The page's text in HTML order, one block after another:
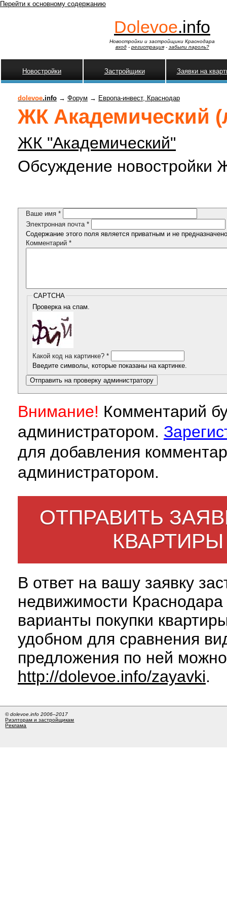
Перейти к основному содержанию
Dolevoe.info
Новостройки и застройщики Краснодара
вход- регистрация- забыли пароль?
Новостройки Застройщики Заявки на
dolevoe.info → Форум → Европа-инвест, Краснодар
ЖК Академический
ЖК "Академический"
Обсуждение новостройки
Ваше имя *
Электронная почта *
Содержание этого поля является приватным и не
Комментарий *
CAPTCHA
Проверка на спам.
Какой код на картинке? *
Введите символы, которые показаны на картинке.
Внимание! Комментарий
администратором.
для добавления
администратором.
ОТПРАВИТЬ
В ответ на вашу заявку
недвижимости
варианты покупки
удобном для сравнения
предложения по ней
http://dolevoe.info/zayavki.
© dolevoe.info 2006–2017
Риэлторам и застройщикам
Реклама